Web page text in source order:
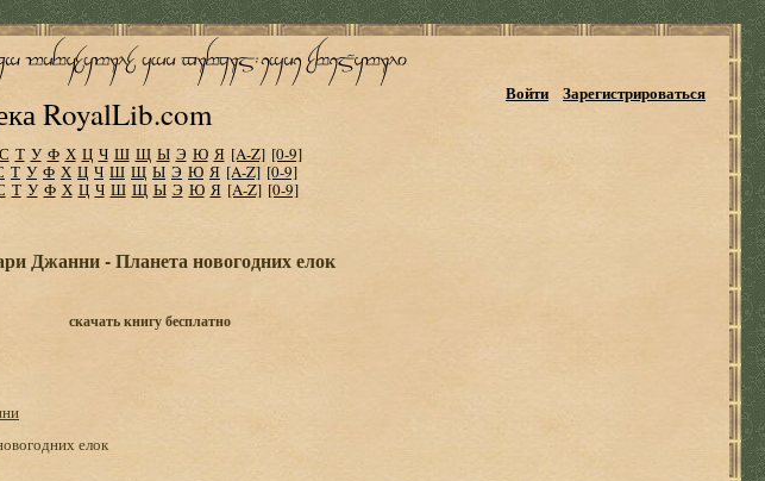
RoyalLib.com
Войти Зарегистрироваться
С Т У Ф Х Ц Ч Ш Щ Ы Э Ю Я [A-Z] [0-9]
Т У Ф Х Ц Ч Ш Щ Ы Э Ю Я [A-Z] [0-9]
Т У Ф Х Ц Ч Ш Щ Ы Э Ю Я [A-Z] [0-9]
Джанни - Планета новогодних елок
скачать книгу бесплатно
елок